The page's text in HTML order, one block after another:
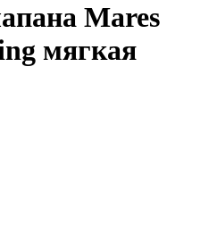
Mares
мягкая